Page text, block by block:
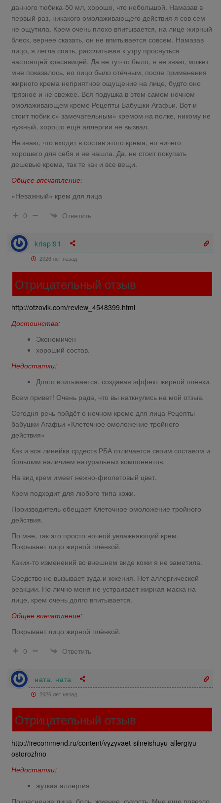
данного тюбика-50 мл, хорошо, что небольшой. Намазав в
первый раз, никакого омолаживающего действия я сов сем
не ощутила. Крем очень плохо впитывается, на лице-жирный
блеск, вернее сказать, он не впитывается совсем. Намазав
лицо, я легла спать, рассчитывая к утру проснуться
настоящей красавицей. Да не тут-то было, я не знаю, может
мне показалось, но лицо было отёчным, после применения
жирного крема неприятное ощущение на лице, будто оно
грязное и не свежее. Вся подушка в этом самом ночном
омолаживающем креме Рецепты Бабушки Агафьи. Вот и
стоит тюбик с» замечательным» кремом на полке, никому не
нужный, хорошо ещё аллергии не вызвал.
Не знаю, что входит в состав этого крема, но ничего
хорошего для себя и не нашла. Да, не стоит покупать
дешевые крема, так те как и все вещи.
Общее впечатление:
«Неважный» крем для лица
0
Ответить
krispi91
2026 лет назад
Отрицательный отзыв
http://otzovik.com/review_4548399.html
Достоинства:
Экономичен
хороший состав.
Недостатки:
Долго впитывается, создавая эффект жирной плёнки.
Всем привет! Очень рада, что вы наткнулись на мой отзыв.
Сегодня речь пойдёт о ночном креме для лица Рецепты
бабушки Агафьи «Клеточное омоложение тройного
действия»
Как и вся линейка срдеств РБА отличается своим составом и
большим наличием натуральных компонентов.
На вид крем имеет нежно-фиолетовый цвет.
Крем подходит для любого типа кожи.
Производитель обещает Клеточное омоложение тройного
действия.
По мне, так это просто ночной увлажняющий крем.
Покрывает лицо жирной плёнкой.
Каких-то изменений во внешнем виде кожи я не заметила.
Средство не вызывает зуда и жжения. Нет аллергической
реакции. Но лично меня не устраивает жирная маска на
лице, крем очень долго впитывается.
Общее впечатление:
Покрывает лицо жирной плёнкой.
0
Ответить
ната. ната
2026 лет назад
Отрицательный отзыв
http://irecommend.ru/content/vyzyvaet-silneishuyu-allergiyu-
ostorozhno
Недостатки:
жуткая аллергия
Покраснение лица, боль, жжение, сухость. Мне еще повезло,